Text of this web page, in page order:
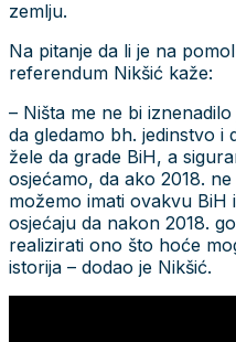
zemlju.
Na pitanje da li je na
referendum Nikšić kaže:
– Ništa me ne bi
da gledamo bh. jedinstvo i
žele da grade BiH, a
osjećamo, da ako 2018.
možemo imati ovakvu BiH
osjećaju da nakon 2018.
realizirati ono što hoće
istorija – dodao je Nikšić.